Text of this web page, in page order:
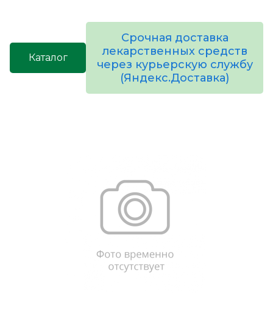
Каталог
Срочная доставка
лекарственных средств
через курьерскую службу
(Яндекс.Доставка)